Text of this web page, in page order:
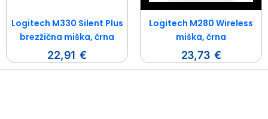
Logitech M330 Silent Plus
brezžična miška, črna
22,91 €
Logitech M280 Wireless
miška, črna
23,73 €